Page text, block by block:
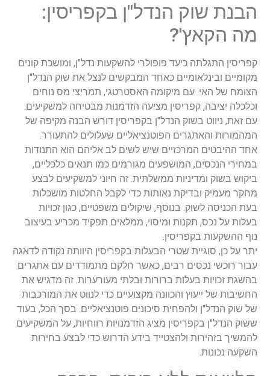
הבנת שוק הנדל"ן בקפריסין:
מה הקאץ'?
קפריסין התגלתה כיעד פופולרי להשקעות נדל"ן, ומושכת קונים
מקומיים ובינלאומיים כאחד המבקשים לנצל את שוק הנדל"ן
הצומח של האי. עם מיקומה האסטרטגי, תמריצי מס נוחים
וכלכלה יציבה, קפריסין מציעה הזדמנות מבטיחה למשקיעים.
עם זאת, ניווט בשוק הנדל"ן בקפריסין דורש הבנה מקיפה של
המהמורות והאתגרים הפוטנציאליים שעלולים להתעורר.
אחד ההיבטים המרכזיים שיש לשים לב אליהם הוא התנודות
במחירי הנכסים, המושפעים מגורמים כמו תנאים כלכליים,
ביקוש בשוק ומדיניות ממשלתית. זה חיוני למשקיעים לבצע
מחקר מעמיק ובדיקת נאותות כדי לקבל החלטות מושכלות
בעת הכניסה לשוק. בנוסף, שיקולים משפטיים, כגון זכויות
בעלות על נכס, תקנות ומיסוי, ממלאים תפקיד מכריע בעיצוב
נוף ההשקעות בקפריסין.
יתר על כן, סוגיית שטרי הבעלות בקפריסין היוותה נקודה לדאגה
עבור רוכשי נכסים רבים, כאשר חלקם מתמודדים עם אתגרים
בהשגת זכויות בעלות ברורות ובלתי מעורערות. זה מדגיש את
החשיבות של ייעוץ והכוונה מקצועיים כדי לנווט את המורכבות
של שוק הנדל"ן ולהפחית סיכונים פוטנציאליים. בסך הכל, בעוד
ששוק הנדל"ן בקפריסין מציג הזדמנויות רווחיות, על המשקיעים
להמשיך בזהירות ולהצטייד בידע הדרוש כדי לבצע בחירות
השקעה נכונות.